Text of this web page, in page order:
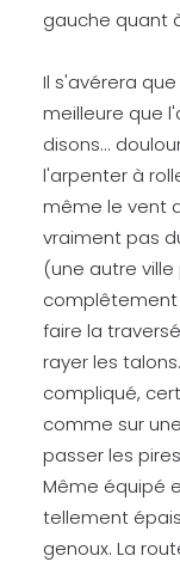
gauche quant
Il s'avérera
meilleure que
disons...
l'arpenter à
même le vent
vraiment pas
(une autre
complêtement
faire la
rayer les
compliqué,
comme sur
passer les
Même équipé
tellement
genoux. La